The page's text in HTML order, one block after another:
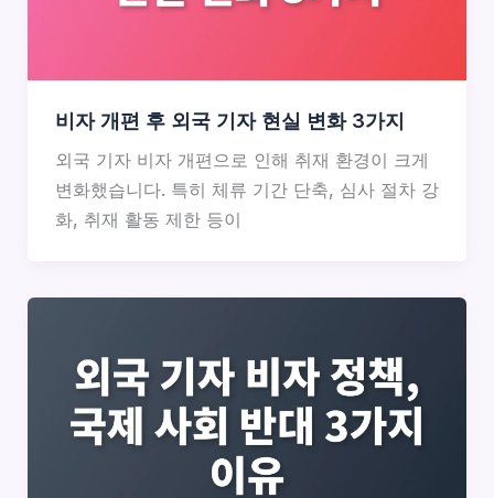
비자 개편 후 외국 기자 현실 변화 3가지
외국 기자 비자 개편으로 인해 취재 환경이 크게
변화했습니다. 특히 체류 기간 단축, 심사 절차 강
화, 취재 활동 제한 등이